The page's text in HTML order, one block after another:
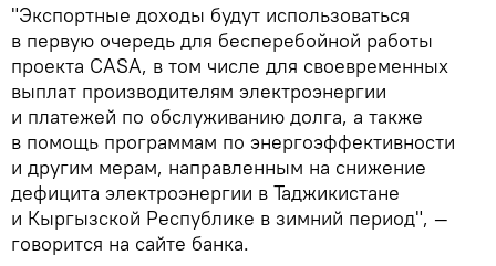
"Экспортные доходы будут использоваться
в первую очередь для бесперебойной работы
проекта CASA, в том числе для своевременных
выплат производителям электроэнергии
и платежей по обслуживанию долга, а также
в помощь программам по энергоэффективности
и другим мерам, направленным на снижение
дефицита электроэнергии в Таджикистане
и Кыргызской Республике в зимний период", —
говорится на сайте банка.